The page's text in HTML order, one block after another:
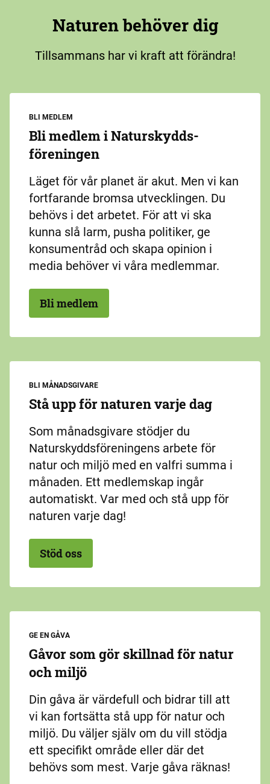
Naturen behöver dig
Tillsammans har vi kraft att förändra!
BLI MEDLEM
Bli medlem i Naturskydds­
föreningen
Läget för vår planet är akut. Men vi kan
fortfarande bromsa utvecklingen. Du
behövs i det arbetet. För att vi ska
kunna slå larm, pusha politiker, ge
konsumentråd och skapa opinion i
media behöver vi våra medlemmar.
Bli medlem
BLI MÅNADSGIVARE
Stå upp för naturen varje dag
Som månadsgivare stödjer du
Naturskyddsföreningens arbete för
natur och miljö med en valfri summa i
månaden. Ett medlemskap ingår
automatiskt. Var med och stå upp för
naturen varje dag!
Stöd oss
GE EN GÅVA
Gåvor som gör skillnad för natur
och miljö
Din gåva är värdefull och bidrar till att
vi kan fortsätta stå upp för natur och
miljö. Du väljer själv om du vill stödja
ett specifikt område eller där det
behövs som mest. Varje gåva räknas!